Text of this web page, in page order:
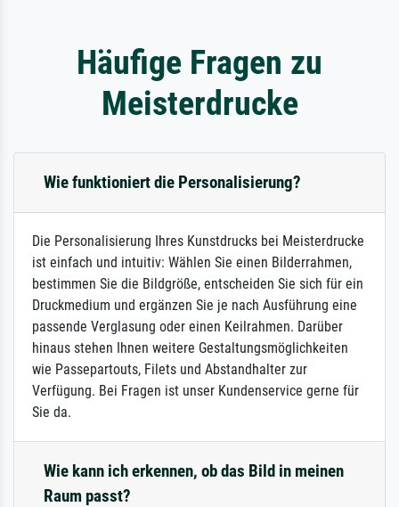
Häufige Fragen zu
Meisterdrucke
Wie funktioniert die Personalisierung?
Die Personalisierung Ihres Kunstdrucks bei Meisterdrucke
ist einfach und intuitiv: Wählen Sie einen Bilderrahmen,
bestimmen Sie die Bildgröße, entscheiden Sie sich für ein
Druckmedium und ergänzen Sie je nach Ausführung eine
passende Verglasung oder einen Keilrahmen. Darüber
hinaus stehen Ihnen weitere Gestaltungsmöglichkeiten
wie Passepartouts, Filets und Abstandhalter zur
Verfügung. Bei Fragen ist unser Kundenservice gerne für
Sie da.
Wie kann ich erkennen, ob das Bild in meinen
Raum passt?